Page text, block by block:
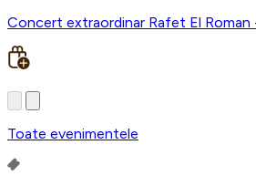
Concert extraordinar Rafet El Roman
Toate evenimentele